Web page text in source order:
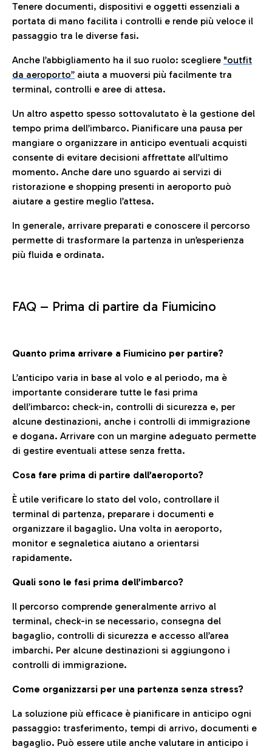
Tenere documenti, dispositivi e oggetti essenziali a
portata di mano facilita i controlli e rende più veloce il
passaggio tra le diverse fasi.
Anche l’abbigliamento ha il suo ruolo: scegliere "outfit
da aeroporto” aiuta a muoversi più facilmente tra
terminal, controlli e aree di attesa.
Un altro aspetto spesso sottovalutato è la gestione del
tempo prima dell’imbarco. Pianificare una pausa per
mangiare o organizzare in anticipo eventuali acquisti
consente di evitare decisioni affrettate all’ultimo
momento. Anche dare uno sguardo ai servizi di
ristorazione e shopping presenti in aeroporto può
aiutare a gestire meglio l’attesa.
In generale, arrivare preparati e conoscere il percorso
permette di trasformare la partenza in un’esperienza
più fluida e ordinata.
FAQ – Prima di partire da Fiumicino
Quanto prima arrivare a Fiumicino per partire?
L’anticipo varia in base al volo e al periodo, ma è
importante considerare tutte le fasi prima
dell’imbarco: check-in, controlli di sicurezza e, per
alcune destinazioni, anche i controlli di immigrazione
e dogana. Arrivare con un margine adeguato permette
di gestire eventuali attese senza fretta.
Cosa fare prima di partire dall’aeroporto?
È utile verificare lo stato del volo, controllare il
terminal di partenza, preparare i documenti e
organizzare il bagaglio. Una volta in aeroporto,
monitor e segnaletica aiutano a orientarsi
rapidamente.
Quali sono le fasi prima dell’imbarco?
Il percorso comprende generalmente arrivo al
terminal, check-in se necessario, consegna del
bagaglio, controlli di sicurezza e accesso all’area
imbarchi. Per alcune destinazioni si aggiungono i
controlli di immigrazione.
Come organizzarsi per una partenza senza stress?
La soluzione più efficace è pianificare in anticipo ogni
passaggio: trasferimento, tempi di arrivo, documenti e
bagaglio. Può essere utile anche valutare in anticipo i